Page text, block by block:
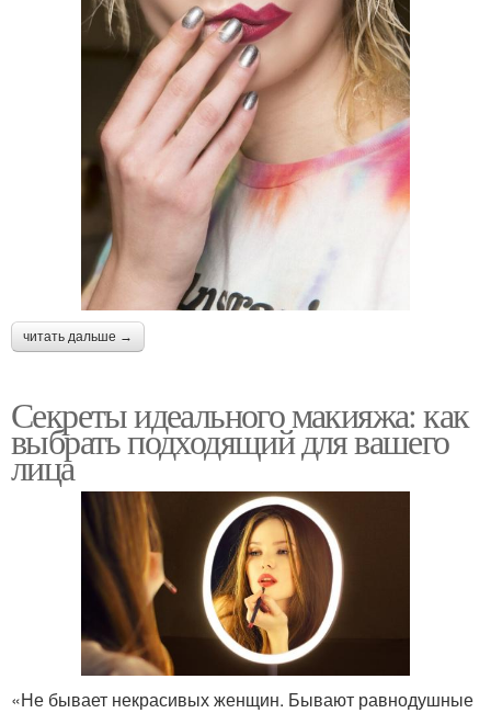
читать дальше →
Секреты идеального макияжа: как
выбрать подходящий для вашего
лица
«Не бывает некрасивых женщин. Бывают равнодушные